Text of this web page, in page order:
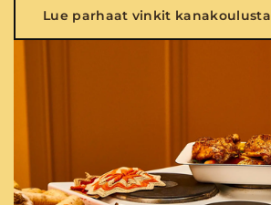
Lue parhaat vinkit kanakoulusta